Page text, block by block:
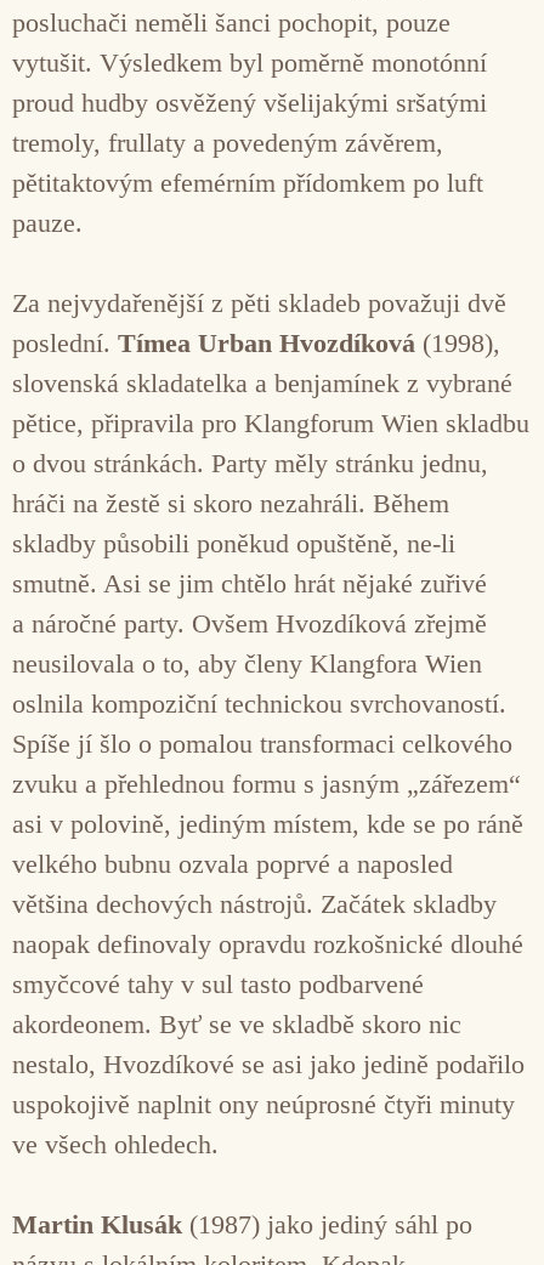
posluchači neměli šanci pochopit, pouze
vytušit. Výsledkem byl poměrně monotónní
proud hudby osvěžený všelijakými sršatými
tremoly, frullaty a povedeným závěrem,
pětitaktovým efemérním přídomkem po luft
pauze.
Za nejvydařenější z pěti skladeb považuji dvě
poslední. Tímea Urban Hvozdíková (1998),
slovenská skladatelka a benjamínek z vybrané
pětice, připravila pro Klangforum Wien skladbu
o dvou stránkách. Party měly stránku jednu,
hráči na žestě si skoro nezahráli. Během
skladby působili poněkud opuštěně, ne-li
smutně. Asi se jim chtělo hrát nějaké zuřivé
a náročné party. Ovšem Hvozdíková zřejmě
neusilovala o to, aby členy Klangfora Wien
oslnila kompoziční technickou svrchovaností.
Spíše jí šlo o pomalou transformaci celkového
zvuku a přehlednou formu s jasným „zářezem“
asi v polovině, jediným místem, kde se po ráně
velkého bubnu ozvala poprvé a naposled
většina dechových nástrojů. Začátek skladby
naopak definovaly opravdu rozkošnické dlouhé
smyčcové tahy v sul tasto podbarvené
akordeonem. Byť se ve skladbě skoro nic
nestalo, Hvozdíkové se asi jako jedině podařilo
uspokojivě naplnit ony neúprosné čtyři minuty
ve všech ohledech.
Martin Klusák(1987) jako jediný sáhl po